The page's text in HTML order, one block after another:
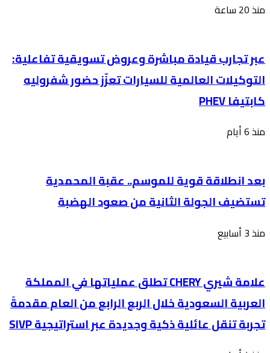
منذ 20 ساعة
عبر تجارب قيادة مباشرة وعروض تسويقية تفاعلية:
التوكيلات العالمية للسيارات تعزّز حضور شفروليه
كابتيفا PHEV
منذ 6 أيام
بعد انطلاقة قوية للموسم.. عقبة المحمدية
تستضيف الجولة الثانية من صعود الهضبة
منذ 3 أسابيع
علامة شيري CHERY تطلق عملياتها في المملكة
العربية السعودية خلال الربع الرابع من العام مقدمةً
تجربة تنقل عائلية ذكية وجديدة عبر استراتيجية SIVP